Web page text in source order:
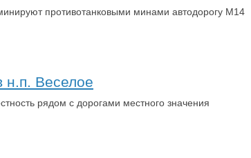
противотанковыми минами автодорогу М14
н.п. Веселое
рядом с дорогами местного значения